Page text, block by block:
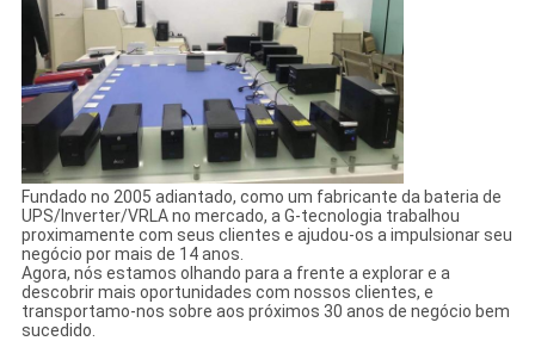
Fundado no 2005 adiantado, como um fabricante da bateria de
UPS/Inverter/VRLA no mercado, a G-tecnologia trabalhou
proximamente com seus clientes e ajudou-os a impulsionar seu
negócio por mais de 14 anos.
Agora, nós estamos olhando para a frente a explorar e a
descobrir mais oportunidades com nossos clientes, e
transportamo-nos sobre aos próximos 30 anos de negócio bem
sucedido.